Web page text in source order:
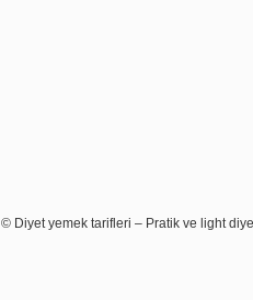
© Diyet yemek tarifleri – Pratik ve light